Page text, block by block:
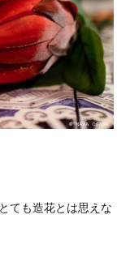
ても造花とは思えな